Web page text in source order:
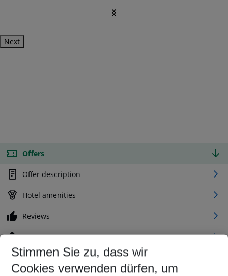
Next
Offers
Offer description
Hotel amenities
Reviews
Location
Customize your offer
Stimmen Sie zu, dass wir
Cookies verwenden dürfen, um